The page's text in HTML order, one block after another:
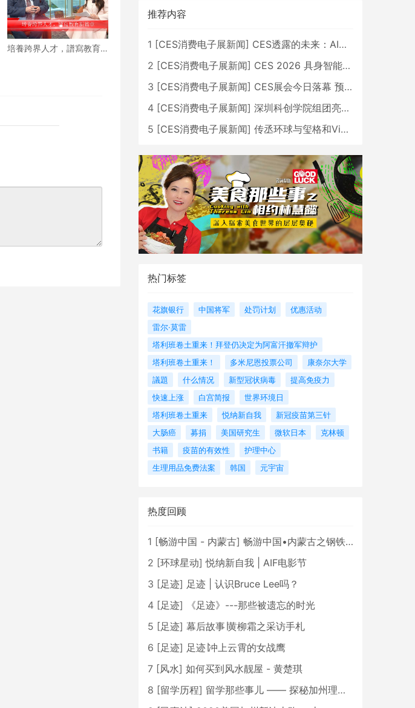
培養跨界人才，譜寫教育
推荐内容
1 [CES消费电子展新闻] CES透露的未来：AI、机器人与智能生活大爆发
2 [CES消费电子展新闻] CES 2026 具身智能与创新领域 中国公司大放异彩
3 [CES消费电子展新闻] CES展会今日落幕 预计2026行业收入将超五千亿美元
4 [CES消费电子展新闻] 深圳科创学院组团亮相CES 广受好评
5 [CES消费电子展新闻] 传丞环球与玺格和VibeLens共同推出全新耳机
热门标签
花旗银行 中国将军 处罚计划
优惠活动
雷尔·莫雷
塔利班卷土重来！拜登仍决定为阿富汗撤军辩护
塔利班卷土重来！
多米尼恩投票公司
康奈尔大学
議題
什么情况 新型冠状病毒
提高免疫力
快速上涨
白宫简报
世界环境日
塔利班卷土重来
悦纳新自我
新冠疫苗第三针
大肠癌
募捐 美国研究生 微软日本
克林顿
书籍
疫苗的有效性
护理中心
生理用品免费法案
韩国 元宇宙
热度回顾
1 [畅游中国 - 内蒙古] 畅游中国•内蒙古之钢铁骄子，魅力包头
2 [环球星动] 悦纳新自我 | AIF电影节
3 [足迹] 足迹 | 认识Bruce Lee吗？
4 [足迹]
《足迹》---那些被遗忘的时光
5 [足迹] 幕后故事∣黄柳霜之采访手札
6 [足迹] 足迹∣冲上云霄的女战鹰
7 [风水] 如何买到风水靓屋 - 黄楚琪
8 [留学历程] 留学那些事儿 —— 探秘加州理工学院Caltech博士生活 [上集]